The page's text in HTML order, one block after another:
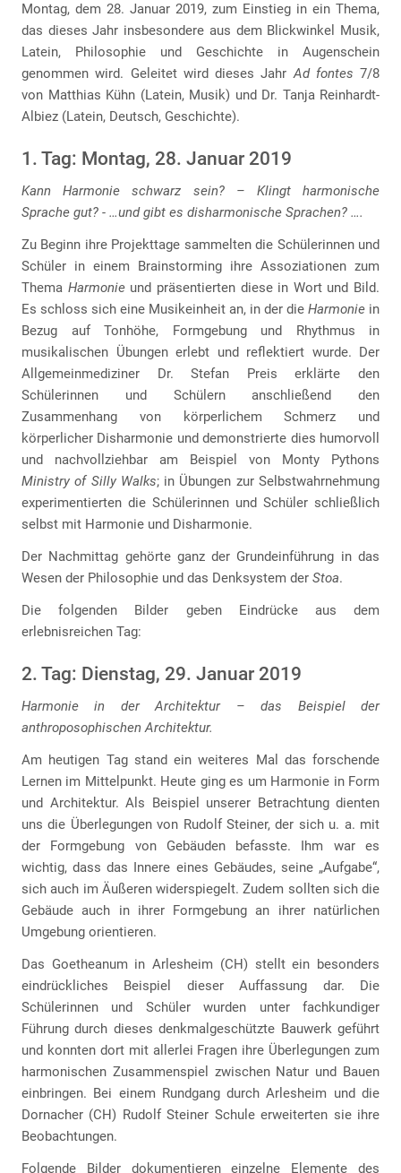
Montag, dem 28. Januar 2019, zum Einstieg in ein Thema,
das dieses Jahr insbesondere aus dem Blickwinkel Musik,
Latein, Philosophie und Geschichte in Augenschein
genommen wird. Geleitet wird dieses JahrAd fontes 7/8
von Matthias Kühn (Latein, Musik) und Dr. Tanja Reinhardt-
Albiez (Latein, Deutsch, Geschichte).
1. Tag: Montag, 28. Januar 2019
Kann Harmonie schwarz sein? – Klingt harmonische
Sprache gut? - …und gibt es disharmonische Sprachen? ….
Zu Beginn ihre Projekttage sammelten die Schülerinnen und
Schüler in einem Brainstorming ihre Assoziationen zum
Thema Harmonieund präsentierten diese in Wort und Bild.
Es schloss sich eine Musikeinheit an, in der die Harmonie in
Bezug auf Tonhöhe, Formgebung und Rhythmus in
musikalischen Übungen erlebt und reflektiert wurde. Der
Allgemeinmediziner Dr. Stefan Preis erklärte den
Schülerinnen und Schülern anschließend den
Zusammenhang von körperlichem Schmerz und
körperlicher Disharmonie und demonstrierte dies humorvoll
und nachvollziehbar am Beispiel von Monty Pythons
Ministry of Silly Walks; in Übungen zur Selbstwahrnehmung
experimentierten die Schülerinnen und Schüler schließlich
selbst mit Harmonie und Disharmonie.
Der Nachmittag gehörte ganz der Grundeinführung in das
Wesen der Philosophie und das Denksystem der Stoa.
Die folgenden Bilder geben Eindrücke aus dem
erlebnisreichen Tag:
2. Tag: Dienstag, 29. Januar 2019
Harmonie in der Architektur – das Beispiel der
anthroposophischen Architektur.
Am heutigen Tag stand ein weiteres Mal das forschende
Lernen im Mittelpunkt. Heute ging es um Harmonie in Form
und Architektur. Als Beispiel unserer Betrachtung dienten
uns die Überlegungen von Rudolf Steiner, der sich u. a. mit
der Formgebung von Gebäuden befasste. Ihm war es
wichtig, dass das Innere eines Gebäudes, seine „Aufgabe“,
sich auch im Äußeren widerspiegelt. Zudem sollten sich die
Gebäude auch in ihrer Formgebung an ihrer natürlichen
Umgebung orientieren.
Das Goetheanum in Arlesheim (CH) stellt ein besonders
eindrückliches Beispiel dieser Auffassung dar. Die
Schülerinnen und Schüler wurden unter fachkundiger
Führung durch dieses denkmalgeschützte Bauwerk geführt
und konnten dort mit allerlei Fragen ihre Überlegungen zum
harmonischen Zusammenspiel zwischen Natur und Bauen
einbringen. Bei einem Rundgang durch Arlesheim und die
Dornacher (CH) Rudolf Steiner Schule erweiterten sie ihre
Beobachtungen.
Folgende Bilder dokumentieren einzelne Elemente des